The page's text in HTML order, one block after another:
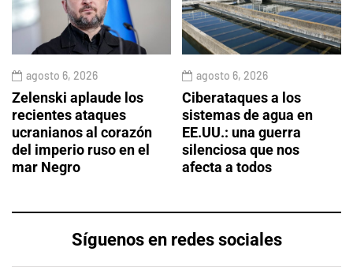
agosto 6, 2026
Zelenski aplaude los
recientes ataques
ucranianos al corazón
del imperio ruso en el
mar Negro
agosto 6, 2026
Ciberataques a los
sistemas de agua en
EE.UU.: una guerra
silenciosa que nos
afecta a todos
Síguenos en redes sociales